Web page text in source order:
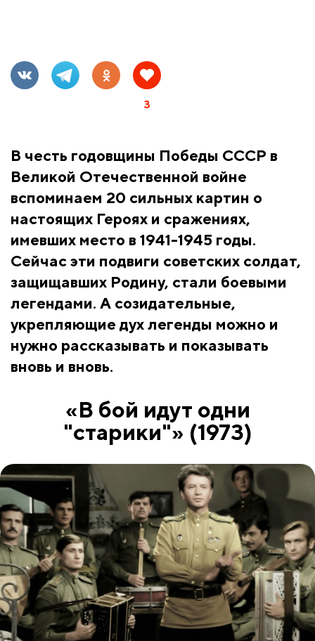
3
В честь годовщины Победы СССР в
Великой Отечественной войне
вспоминаем 20 сильных картин о
настоящих Героях и сражениях,
имевших место в 1941-1945 годы.
Сейчас эти подвиги советских солдат,
защищавших Родину, стали боевыми
легендами. А созидательные,
укрепляющие дух легенды можно и
нужно рассказывать и показывать
вновь и вновь.
«В бой идут одни
"старики"» (1973)